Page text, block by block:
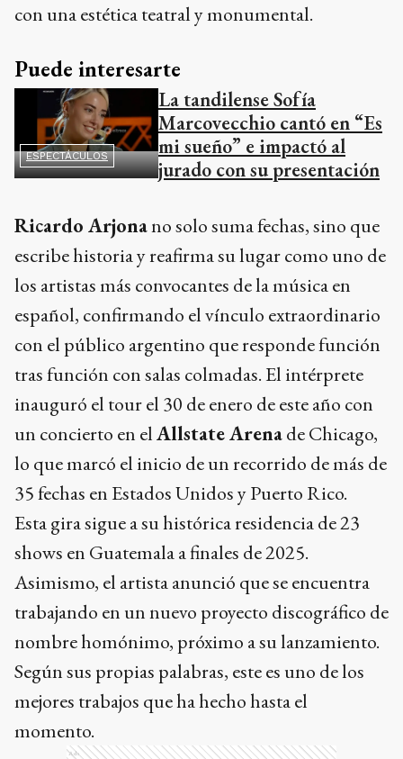
con una estética teatral y monumental.
Puede interesarte
ESPECTÁCULOS
La tandilense Sofía
Marcovecchio cantó en “Es
mi sueño” e impactó al
jurado con su presentación
Ricardo Arjonano solo suma fechas, sino que
escribe historia y reafirma su lugar como uno de
los artistas más convocantes de la música en
español, confirmando el vínculo extraordinario
con el público argentino que responde función
tras función con salas colmadas. El intérprete
inauguró el tour el 30 de enero de este año con
un concierto en elAllstate Arenade Chicago,
lo que marcó el inicio de un recorrido de más de
35 fechas en Estados Unidos y Puerto Rico.
Esta gira sigue a su histórica residencia de 23
shows en Guatemala a finales de 2025.
Asimismo, el artista anunció que se encuentra
trabajando en un nuevo proyecto discográfico de
nombre homónimo, próximo a su lanzamiento.
Según sus propias palabras, este es uno de los
mejores trabajos que ha hecho hasta el
momento.
Ads